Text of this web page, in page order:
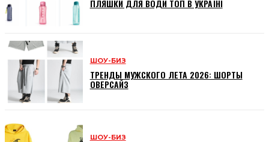
ПЛЯШКИ ДЛЯ ВОДИ ТОП В УКРАЇНІ
ШОУ-БИЗ
ТРЕНДЫ МУЖСКОГО ЛЕТА 2026: ШОРТЫ
ОВЕРСАЙЗ
ШОУ-БИЗ